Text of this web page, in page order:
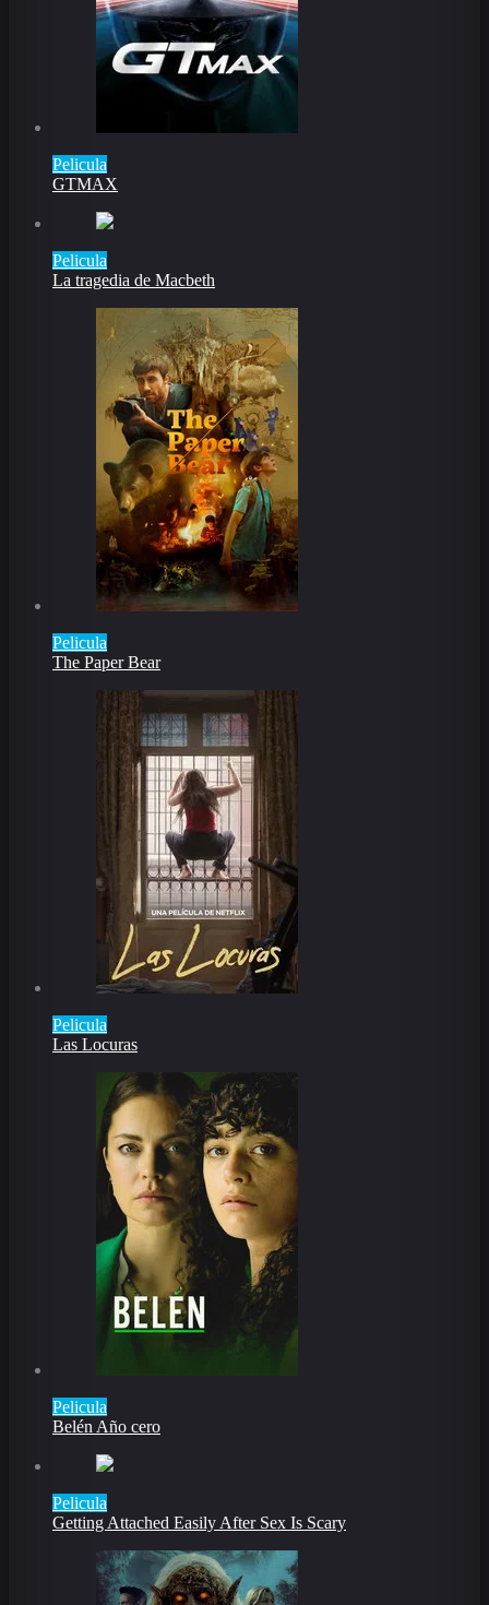
Pelicula
GTMAX
Pelicula
La tragedia de Macbeth
Pelicula
The Paper Bear
Pelicula
Las Locuras
Pelicula
Belén Año cero
Pelicula
Getting Attached Easily After Sex Is Scary